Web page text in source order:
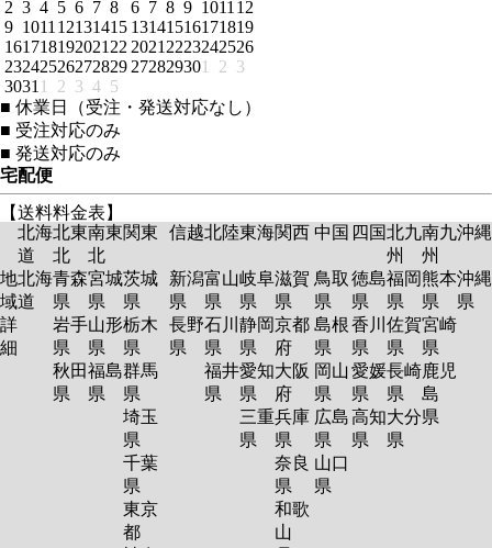
2 3 4 5 6 7 8
9 1011 12131415
161718192021 22
23242526272829
3031 1 2 3 4 5
6 7 8 9 1011 12
13141516171819
2021 2223242526
272829301 2 3
■ 休業日（受注・発送対応なし）
■ 受注対応のみ
■ 発送対応のみ
宅配便
【送料料金表】
北海
道
北東
北
南東
北
関東 信越北陸東海関西 中国 四国北九
州
南九
州
沖縄
地
域
詳
細
北海
道
青森
県
岩手
県
秋田
県
宮城
県
山形
県
福島
県
茨城
県
栃木
県
群馬
県
埼玉
県
千葉
県
東京
都
新潟
県
長野
県
富山
県
石川
県
福井
県
岐阜
県
静岡
県
愛知
県
三重
県
滋賀
県
京都
府
大阪
府
兵庫
県
奈良
県
和歌
山
鳥取
県
島根
県
岡山
県
広島
県
山口
県
徳島
県
香川
県
愛媛
県
高知
県
福岡
県
佐賀
県
長崎
県
大分
県
熊本
県
宮崎
県
鹿児
島
県
沖縄
県